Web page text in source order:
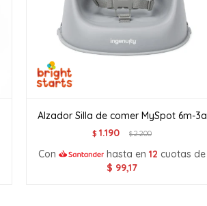
Alzador Silla de comer MySpot 6m-3a
$ 1.190 $2.200
Con hasta en12 cuotas de
$ 99,17